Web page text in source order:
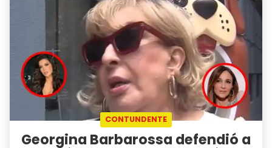
CONTUNDENTE
Georgina Barbarossa defendió a